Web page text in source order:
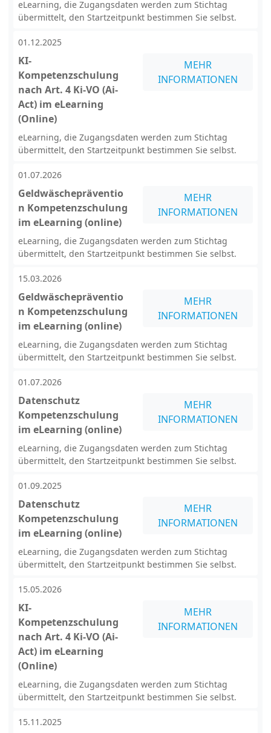
eLearning, die Zugangsdaten werden zum Stichtag
übermittelt, den Startzeitpunkt bestimmen Sie selbst.
01.12.2025
KI-
Kompetenzschulung
nach Art. 4 Ki-VO (Ai-
Act) im eLearning
(Online)
MEHR
INFORMATIONEN
eLearning, die Zugangsdaten werden zum Stichtag
übermittelt, den Startzeitpunkt bestimmen Sie selbst.
01.07.2026
Geldwäschepräventio
n Kompetenzschulung
im eLearning (online)
MEHR
INFORMATIONEN
eLearning, die Zugangsdaten werden zum Stichtag
übermittelt, den Startzeitpunkt bestimmen Sie selbst.
15.03.2026
Geldwäschepräventio
n Kompetenzschulung
im eLearning (online)
MEHR
INFORMATIONEN
eLearning, die Zugangsdaten werden zum Stichtag
übermittelt, den Startzeitpunkt bestimmen Sie selbst.
01.07.2026
Datenschutz
Kompetenzschulung
im eLearning (online)
MEHR
INFORMATIONEN
eLearning, die Zugangsdaten werden zum Stichtag
übermittelt, den Startzeitpunkt bestimmen Sie selbst.
01.09.2025
Datenschutz
Kompetenzschulung
im eLearning (online)
MEHR
INFORMATIONEN
eLearning, die Zugangsdaten werden zum Stichtag
übermittelt, den Startzeitpunkt bestimmen Sie selbst.
15.05.2026
KI-
Kompetenzschulung
nach Art. 4 Ki-VO (Ai-
Act) im eLearning
(Online)
MEHR
INFORMATIONEN
eLearning, die Zugangsdaten werden zum Stichtag
übermittelt, den Startzeitpunkt bestimmen Sie selbst.
15.11.2025